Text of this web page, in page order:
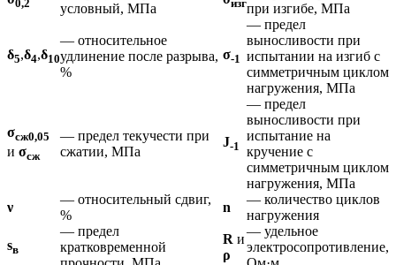
0,2
условный, МПа
изгпри изгибе, МПа
δ5,δ4,δ10
— относительное
удлинение после разрыва,
%
σ-1
— предел
выносливости при
испытании на изгиб с
симметричным циклом
нагружения, МПа
σсж0,05
и σсж
— предел текучести при
сжатии, МПа
J-1
— предел
выносливости при
испытание на
кручение с
симметричным циклом
нагружения, МПа
ν
— относительный сдвиг,
%
n
— количество циклов
нагружения
sв
— предел
кратковременной
R и
ρ
— удельное
электросопротивление,